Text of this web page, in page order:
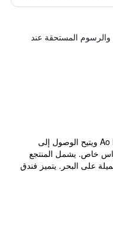
المستحقة عند
يقع منتجع Krabi Resort عند شاطئ Ao Nang ويتيح الوصول إلى
خاص. يشمل المنتجع
على البحر. يتميز فندق